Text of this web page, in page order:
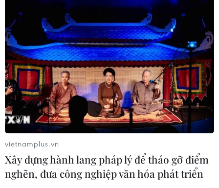
CƠ QUAN CHỦ QUẢN: THÔNG TẤN XÃ VIỆT NAM
Tổng Biên tập: TRẦN TIẾN DUẨN
Phó Tổng Biên tập: NGUYỄN THỊ TÁM, KHÚC THANH
THỦY
Sở hữu trí tuệ
Quy định sử dụng
RSS
Hỗ trợ
Ngôn ngữ
TTXVN
Dịch vụ tin
Quảng cáo
Liên hệ
vietnamplus.vn
Xây dựng hành lang pháp lý để tháo gỡ điểm
nghẽn, đưa công nghiệp văn hóa phát triển